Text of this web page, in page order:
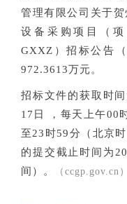
管理有限公司关于
设备采购项目（项
GXXZ）招标公告
972.3613万元。
招标文件的获取时
17日 ，每天上午00
至23时59分（北京
的提交截止时间为20
间）。
（ccgp.gov.cn）